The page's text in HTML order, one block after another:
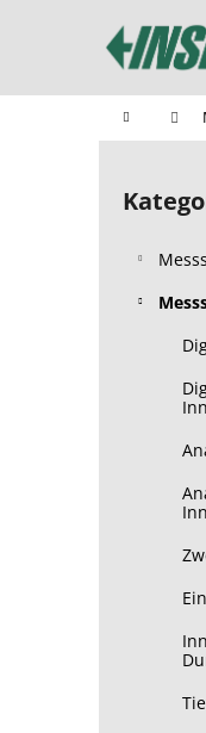
S
e
Zurück
zum
Zurück
zum